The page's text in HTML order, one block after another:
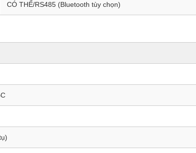
CÓ THỂ/RS485 (Bluetooth tùy chọn)